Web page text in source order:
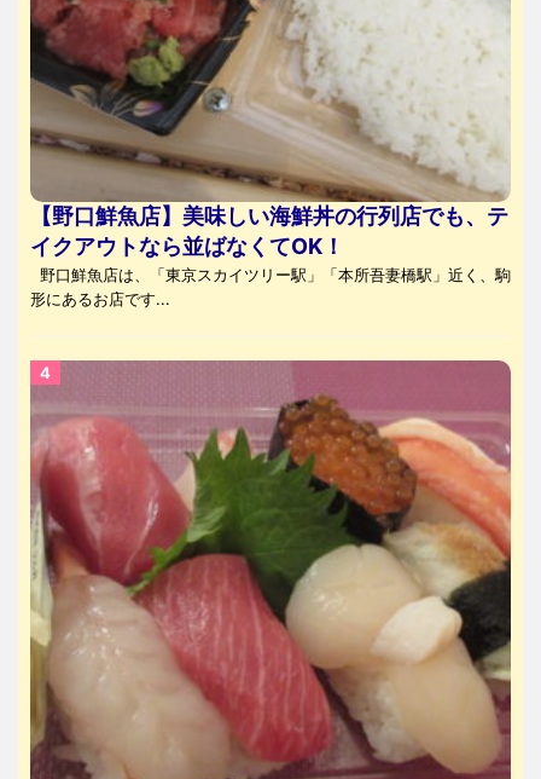
【野口鮮魚店】美味しい海鮮丼の行列店でも、テ
イクアウトなら並ばなくてOK！
野口鮮魚店は、「東京スカイツリー駅」「本所吾妻橋駅」近く、駒
形にあるお店です...